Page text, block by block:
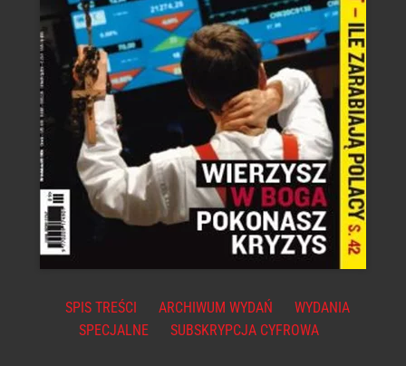
SPIS TREŚCI ARCHIWUM WYDAŃ
WYDANIA
SPECJALNE
SUBSKRYPCJA CYFROWA